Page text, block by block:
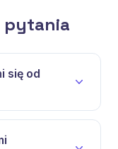
pytania
się od